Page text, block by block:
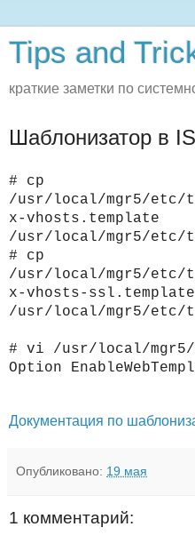
Tips and
краткие заметки по
Шаблонизатор в
# cp
/usr/local/mgr5/etc/
x-vhosts.template
/usr/local/mgr5/etc/
# cp
/usr/local/mgr5/etc/
x-vhosts-ssl.template
/usr/local/mgr5/etc/
# vi /usr/local/mgr5/
Option
Документация по
Опубликовано: 19 мая
1 комментарий: